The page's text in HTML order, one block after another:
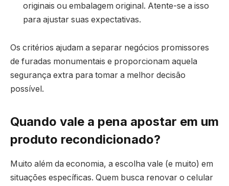
originais ou embalagem original. Atente-se a isso
para ajustar suas expectativas.
Os critérios ajudam a separar negócios promissores
de furadas monumentais e proporcionam aquela
segurança extra para tomar a melhor decisão
possível.
Quando vale a pena apostar em um
produto recondicionado?
Muito além da economia, a escolha vale (e muito) em
situações específicas. Quem busca renovar o celular